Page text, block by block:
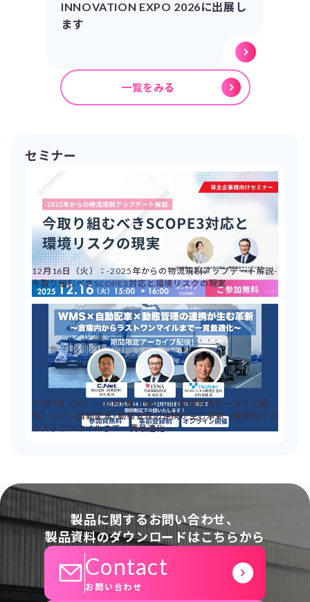
INNOVATION EXPO 2026に出展し
ます
一覧をみる
セミナー
12月16日（火）：-2025年からの物流規制アップデート解説-
今取り組むべきSCOPE3対応と環境リスクの現実
12月2日（火）～12月5日（金）：【期間限定アーカイブ配
信】WMS×自動配車×動態管理の連携が生む革新～倉庫内から
ラストワンマイルまで一貫最適化～
製品に関するお問い合わせ、
製品資料のダウンロードはこちらから
Contact
お問い合わせ